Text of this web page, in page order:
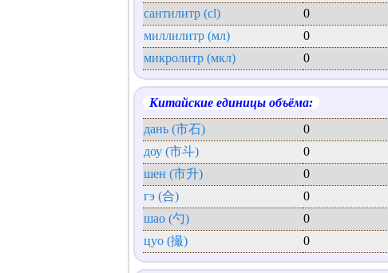
сантилитр (cl)
0
миллилитр (мл)
0
микролитр (мкл)
0
Китайские единицы объёма:
дань (市石)
0
доу (市斗)
0
шен (市升)
0
гэ (合)
0
шао (勺)
0
цуо (撮)
0